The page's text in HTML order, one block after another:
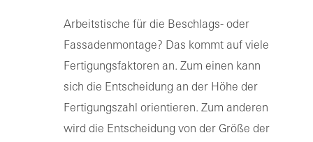
Arbeitstische für die Beschlags- oder
Fassadenmontage? Das kommt auf viele
Fertigungsfaktoren an. Zum einen kann
sich die Entscheidung an der Höhe der
Fertigungszahl orientieren. Zum anderen
wird die Entscheidung von der Größe der